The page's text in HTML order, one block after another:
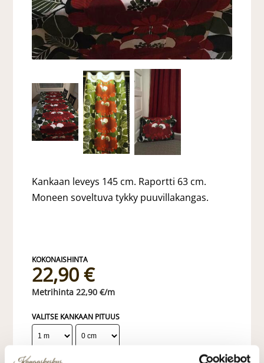
Kankaan leveys 145 cm. Raportti 63 cm.
Moneen soveltuva tykky puuvillakangas.
22,90 €
22,90 €/m
VALITSE KANKAAN PITUUS